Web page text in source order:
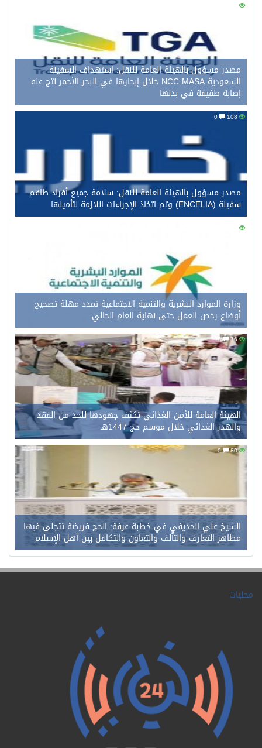
123
مصدر مسؤول بالهيئة العامة للنقل: استهداف السفينة
السعودية NCC MASA خلال إبحارها في البحر الأحمر نتج عنه
إصابة طفيفة في بدنها
مصدر مسؤول بالهيئة العامة للنقل: سلامة جميع أفراد طاقم
سفينة (ENCELIA) وتم اتخاذ الإجراءات اللازمة لتأمينها
96
وزارة الموارد البشرية والتنمية الاجتماعية تمدد مهلة تصحيح
أوضاع رخص العمل حتى نهاية العام الحالي
76
0
الهيئة العامة للأمن الغذائي تكثف جهودها للحد من الفقد
والهدر الغذائي خلال موسم حج 1447هـ
80
0
الشيخ علي الحذيفي في خطبة عرفة: الحج فريضة تتجلى فيها
مظاهر التعارف والتآلف والتعاون والتكافل بين أهل الإسلام
محليات